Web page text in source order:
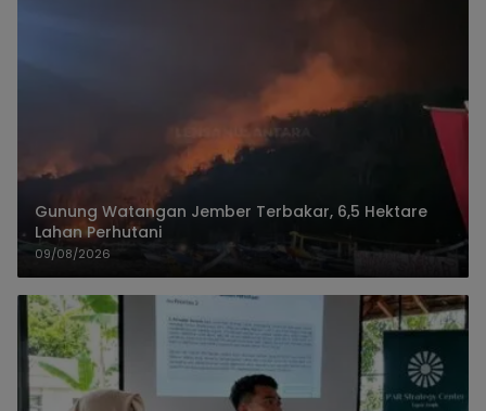
Gunung Watangan Jember Terbakar, 6,5 Hektare
Lahan Perhutani
09/08/2026